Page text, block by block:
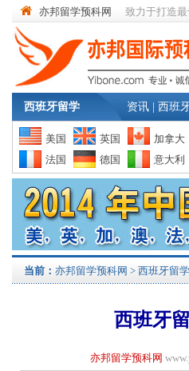
亦邦留学预科网 致力于打造最
西班牙留学 资讯 西班
美国 英国 加拿大
法国
德国 意大利
当前： 亦邦留学预科网 > 西班牙留学
西班牙
亦邦留学预科网